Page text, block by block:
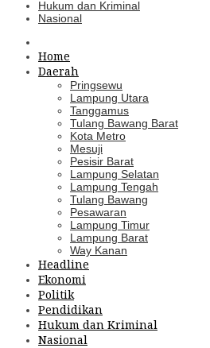
Hukum dan Kriminal
Nasional
Home
Daerah
Pringsewu
Lampung Utara
Tanggamus
Tulang Bawang Barat
Kota Metro
Mesuji
Pesisir Barat
Lampung Selatan
Lampung Tengah
Tulang Bawang
Pesawaran
Lampung Timur
Lampung Barat
Way Kanan
Headline
Ekonomi
Politik
Pendidikan
Hukum dan Kriminal
Nasional